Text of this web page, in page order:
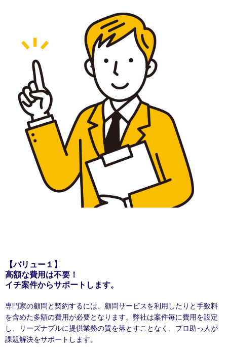
【バリュー１】
高額な費用は不要！
イチ案件からサポートします。
専門家の顧問と契約するには、顧問サービスを利用したりと手数料
を含めた多額の費用が必要となります。弊社は案件毎に費用を設定
し、リーズナブルに提供業務の質を落とすことなく、プロ助っ人が
課題解決をサポートします。